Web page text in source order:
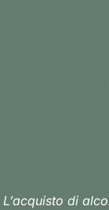
L’acquisto di